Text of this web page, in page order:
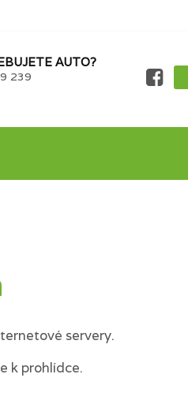
AUTO?
239
servery.
k prohlídce.